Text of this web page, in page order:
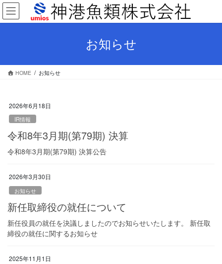
コ
ン
テ
ス
ナ
ビ
ゲ
ン
お知らせ
HOME お知らせ
2026年6月18日
IR情報
令和8年3月期(第79期) 決算
令和8年3月期(第79期) 決算公告
2026年3月30日
お知らせ
新任取締役の就任について
新任役員の就任を決議しましたのでお知らせいたします。 新任取
締役の就任に関するお知らせ
2025年11月1日